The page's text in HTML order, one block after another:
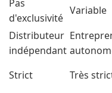
Pas
d'exclusivité
Variable
Distributeur
indépendant
Strict
Très